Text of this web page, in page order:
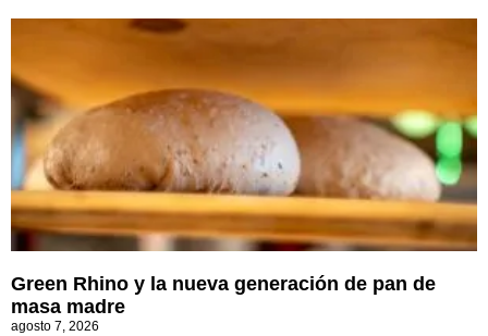
Green Rhino y la nueva generación de pan de
masa madre
agosto 7, 2026